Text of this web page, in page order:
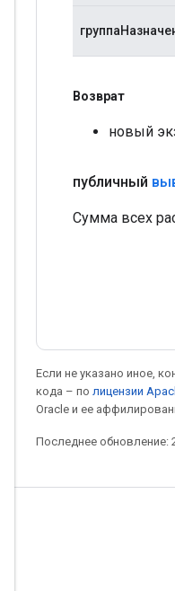
Возврат
новый
публичный
Сумма всех
Если не указано иное,
кода – по лицензии
Oracle и ее
Последнее обновление: